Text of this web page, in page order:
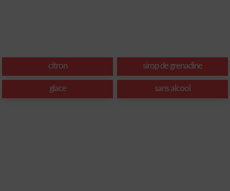
citron sirop de grenadine
glace sans alcool